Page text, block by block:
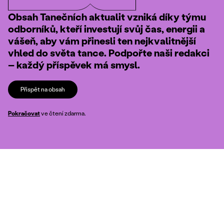
Obsah Tanečních aktualit vzniká díky týmu
odborníků, kteří investují svůj čas, energii a
vášeň, aby vám přinesli ten nejkvalitnější
vhled do světa tance. Podpořte naši redakci
– každý příspěvek má smysl.
Přispět na obsah
Pokračovatve čtení zdarma.